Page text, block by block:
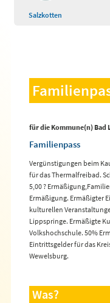
Salzkotten
für die Kommune(n) Bad
Familienpass
Vergünstigungen beim
für das Thermalfreibad.
5,00 ?
Ermäßigung. Ermäßigter
kulturellen
Lippspringe. Ermäßigte
Volkshochschule. 50%
Eintrittsgelder für das
Wewelsburg.
Was?